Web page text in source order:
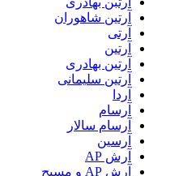
آرتين شاهوران
آرتی
آرتین
آرتین بهادری
آرتین سلیمانی
آردا
آرسام
آرسام سالار
آرسین
آرش AP
آرش AP و مسیح